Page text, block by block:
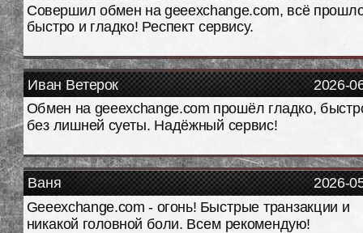
Совершил обмен на geeexchange.com, всё
быстро и гладко! Респект сервису.
2026-
Иван Ветерок
Обмен на geeexchange.com прошёл гладко,
без лишней суеты. Надёжный сервис!
2026-
Ваня
Geeexchange.com - огонь! Быстрые транзакции и
никакой головной боли. Всем рекомендую!